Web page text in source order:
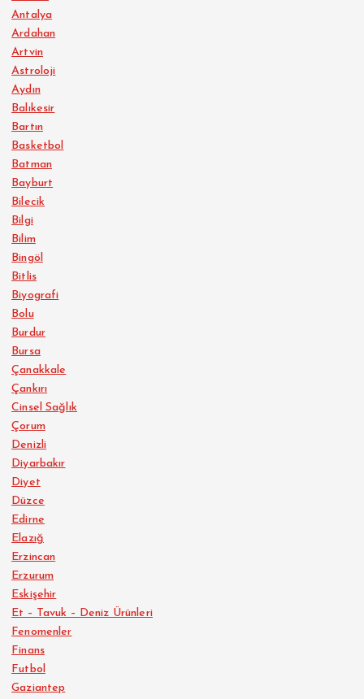
Antalya
Ardahan
Artvin
Astroloji
Aydın
Balıkesir
Bartın
Basketbol
Batman
Bayburt
Bilecik
Bilgi
Bilim
Bingöl
Bitlis
Biyografi
Bolu
Burdur
Bursa
Çanakkale
Çankırı
Cinsel Sağlık
Çorum
Denizli
Diyarbakır
Diyet
Düzce
Edirne
Elazığ
Erzincan
Erzurum
Eskişehir
Et – Tavuk – Deniz Ürünleri
Fenomenler
Finans
Futbol
Gaziantep